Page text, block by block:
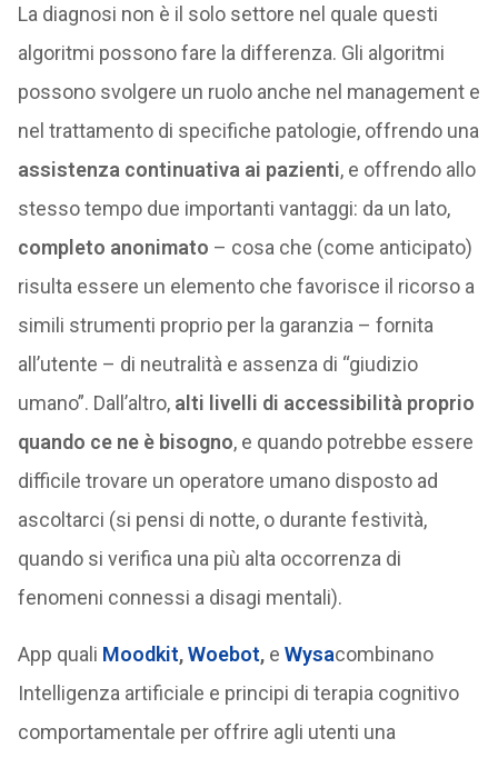
La diagnosi non è il solo settore nel quale questi
algoritmi possono fare la differenza. Gli algoritmi
possono svolgere un ruolo anche nel management e
nel trattamento di specifiche patologie, offrendo una
assistenza continuativa ai pazienti, e offrendo allo
stesso tempo due importanti vantaggi: da un lato,
completo anonimato – cosa che (come anticipato)
risulta essere un elemento che favorisce il ricorso a
simili strumenti proprio per la garanzia – fornita
all’utente – di neutralità e assenza di “giudizio
umano”. Dall’altro, alti livelli di accessibilità proprio
quando ce ne è bisogno, e quando potrebbe essere
difficile trovare un operatore umano disposto ad
ascoltarci (si pensi di notte, o durante festività,
quando si verifica una più alta occorrenza di
fenomeni connessi a disagi mentali).
App quali Moodkit,Woebot,e Wysacombinano
Intelligenza artificiale e principi di terapia cognitivo
comportamentale per offrire agli utenti una